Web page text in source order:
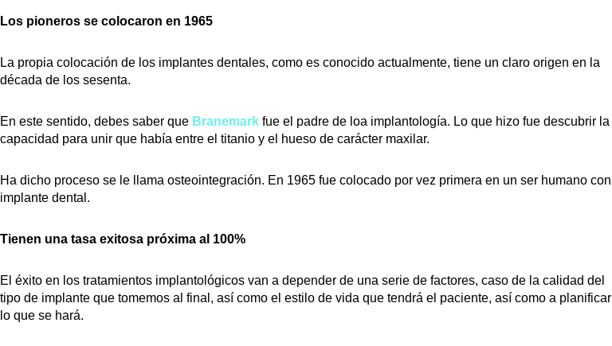
Los pioneros se colocaron en 1965
La propia colocación de los implantes dentales, como es conocido actualmente, tiene un claro origen en la
década de los sesenta.
En este sentido, debes saber que Branemark fue el padre de loa implantología. Lo que hizo fue descubrir la
capacidad para unir que había entre el titanio y el hueso de carácter maxilar.
Ha dicho proceso se le llama osteointegración. En 1965 fue colocado por vez primera en un ser humano con
implante dental.
Tienen una tasa exitosa próxima al 100%
El éxito en los tratamientos implantológicos van a depender de una serie de factores, caso de la calidad del
tipo de implante que tomemos al final, así como el estilo de vida que tendrá el paciente, así como a planificar
lo que se hará.